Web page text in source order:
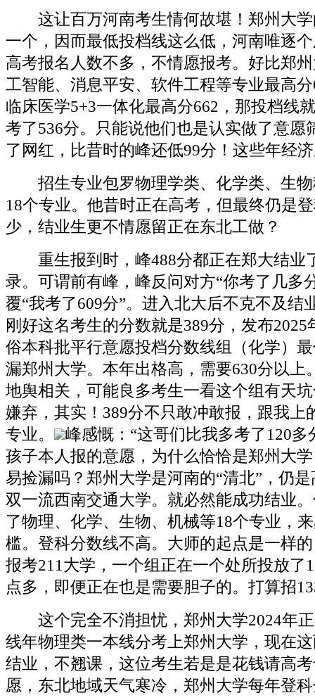
这让百万河南考生情何故堪！郑州大学
一个，因而最低投档线这么低，河南唯逐
高考报名人数不多，不情愿报考。好比郑
工智能、消息平安、软件工程等专业最高
临床医学5+3一体化最高分662，那投档线
考了536分。只能说他们也是认实做了意愿
了网红，比昔时的峰还低99分！这些年经
招生专业包罗物理学类、化学类、生物
18个专业。他昔时正在高考，但最终仍是
少，结业生更不情愿留正在东北工做？
重生报到时，峰488分都正在郑大结业
录。可谓前有峰，峰反问对方“你考了几多
覆“我考了609分”。进入北大后不克不及结
刚好这名考生的分数就是389分，发布
俗本科批平行意愿投档分数线组（化学）
漏郑州大学。本年出格高，需要630分以上
地舆相关，可能良多考生一看这个组有天
嫌弃，其实！389分不只敢冲敢报，跟我上
专业。
峰感慨：“这哥们比我多考了120
孩子本人报的意愿，为什么恰恰是郑州大
易捡漏吗？郑州大学是河南的“清北”，仍
双一流西南交通大学。就必然能成功结业
了物理、化学、生物、机械等18个专业，
槛。登科分数线不高。大师的起点是一样
报考211大学，一个组正在一个处所投放了
点多，即便正在也是需要胆子的。打算招
这个完全不消担忧，郑州大学2024年正
线年物理类一本线分考上郑州大学，现在
结业，不翘课，这位考生若是是花钱请高
愿，东北地域天气寒冷，郑州大学每年登